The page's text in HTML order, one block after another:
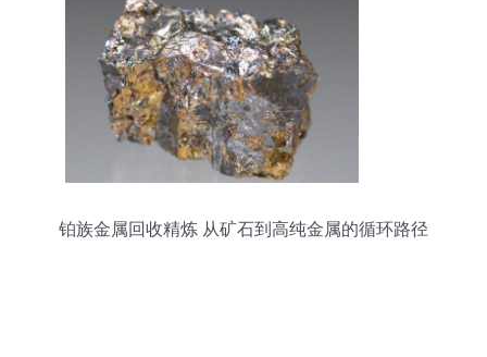
铂族金属回收精炼 从矿石到高纯金属的循环路径